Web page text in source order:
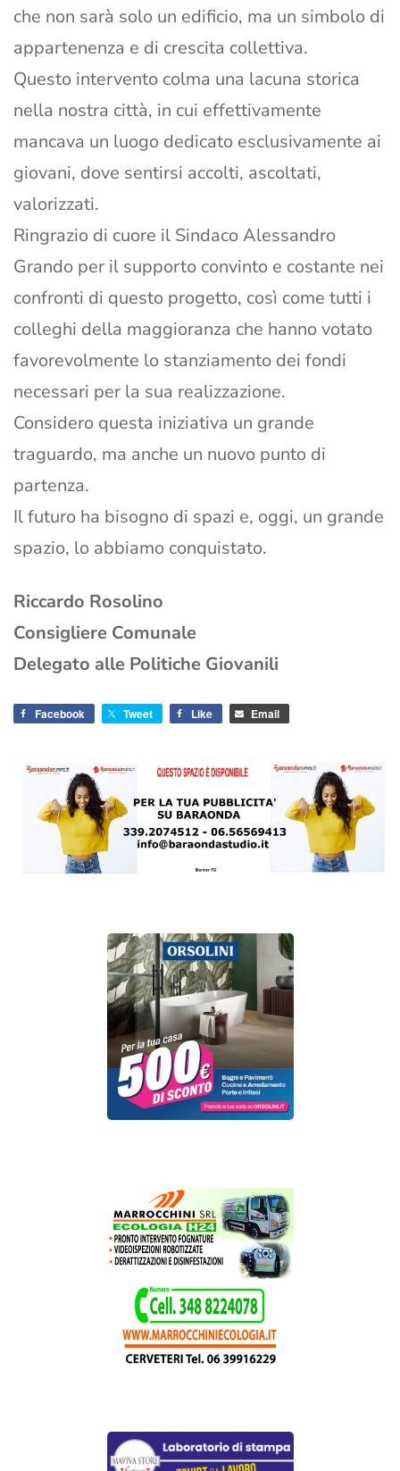
che non sarà solo un edificio, ma un simbolo di
appartenenza e di crescita collettiva.
Questo intervento colma una lacuna storica
nella nostra città, in cui effettivamente
mancava un luogo dedicato esclusivamente ai
giovani, dove sentirsi accolti, ascoltati,
valorizzati.
Ringrazio di cuore il Sindaco Alessandro
Grando per il supporto convinto e costante nei
confronti di questo progetto, così come tutti i
colleghi della maggioranza che hanno votato
favorevolmente lo stanziamento dei fondi
necessari per la sua realizzazione.
Considero questa iniziativa un grande
traguardo, ma anche un nuovo punto di
partenza.
Il futuro ha bisogno di spazi e, oggi, un grande
spazio, lo abbiamo conquistato.
Riccardo Rosolino
Consigliere Comunale
Delegato alle Politiche Giovanili
Facebook Tweet Like Email